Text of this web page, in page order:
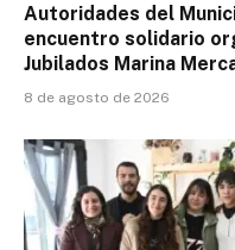
Autoridades del
encuentro solidario
Jubilados Marina
8 de agosto de 2026